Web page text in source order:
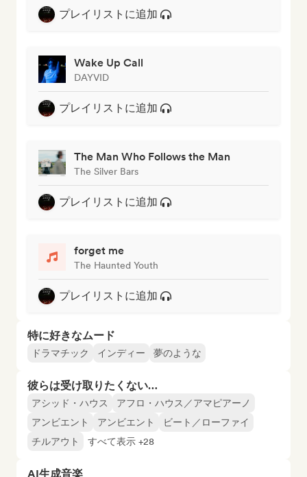
プレイリストに追加
Wake Up Call
DAYVID
プレイリストに追加
The Man Who Follows the Man
The Silver Bars
プレイリストに追加
forget me
The Haunted Youth
プレイリストに追加
特に好きなムード
ドラマチック インディー 夢のような
彼らは受け取りたくない…
アシッド・ハウス
アフロ・ハウス／アマピアーノ
アンビエント
アンビエント
ビート／ローファイ
チルアウト
すべて表示 +28
AI生成音楽